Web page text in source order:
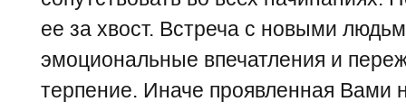
ее за хвост. Встреча с новыми
эмоциональные впечатления и
терпение. Иначе проявленная Вами